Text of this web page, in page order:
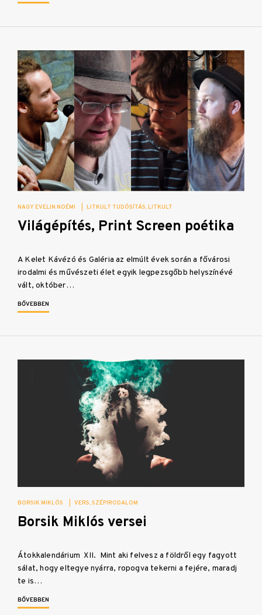
NAGY EVELIN NOÉMI LITKULT TUDÓSÍTÁS LITKULT
Világépítés, Print Screen poétika
A Kelet Kávézó és Galéria az elmúlt évek során a fővárosi
irodalmi és művészeti élet egyik legpezsgőbb helyszínévé
vált, október…
BŐVEBBEN
BORSIK MIKLÓS VERS SZÉPIRODALOM
Borsik Miklós versei
Átokkalendárium XII. Mint aki felvesz a földről egy fagyott
sálat, hogy eltegye nyárra, ropogva tekerni a fejére, maradj
te is…
BŐVEBBEN